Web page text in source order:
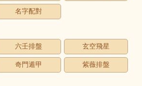
名字配對
六壬排盤 玄空飛星
奇門遁甲 紫薇排盤